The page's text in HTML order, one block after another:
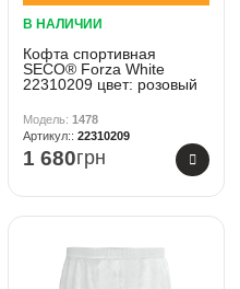
В НАЛИЧИИ
Кофта спортивная
SECO® Forza White
22310209 цвет: розовый
1478
22310209
1 680грн